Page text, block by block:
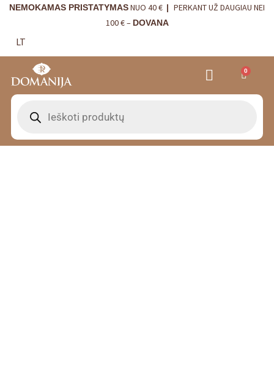
NEMOKAMAS PRISTATYMASNUO 40 € | PERKANT UŽ DAUGIAU NEI
100 € – DOVANA
LT
0